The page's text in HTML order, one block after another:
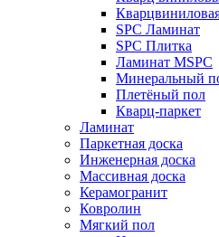
SPC Ламинат
SPC Плитка
Ламинат MSPC
Минеральный
Плетёный пол
Кварц-паркет
Ламинат
Паркетная доска
Инженерная доска
Массивная доска
Керамогранит
Ковролин
Мягкий пол